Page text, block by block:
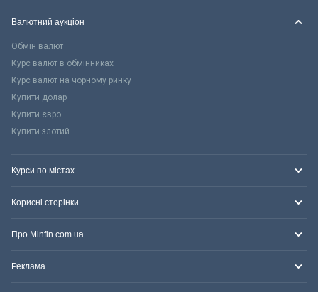
Валютний аукціон
Обмін валют
Курс валют в обмінниках
Курс валют на чорному ринку
Купити долар
Купити євро
Купити злотий
Курси по містах
Корисні сторінки
Про Minfin.com.ua
Реклама